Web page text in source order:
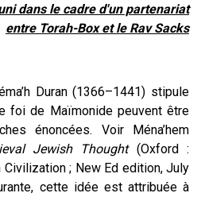
dans le cadre d'un partenariat
entre Torah-Box et le Rav Sacks
Duran (1366–1441) stipule
foi de Maïmonide peuvent être
énoncées. Voir Ména’hem
Jewish Thought (Oxford :
; New Ed edition, July
cette idée est attribuée à